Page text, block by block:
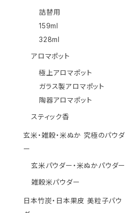
詰替用
159ml
328ml
アロマポット
極上アロマポット
ガラス製アロマポット
陶器アロマポット
スティック香
玄米・雑穀・米ぬか 究極のパウダ
ー
玄米パウダー・米ぬかパウダー
雑穀米パウダー
日本竹炭・日本果皮 美粒子パウ